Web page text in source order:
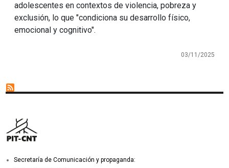
adolescentes en contextos de violencia, pobreza y
exclusión, lo que "condiciona su desarrollo físico,
emocional y cognitivo".
03/11/2025
Secretaría de Comunicación y propaganda: